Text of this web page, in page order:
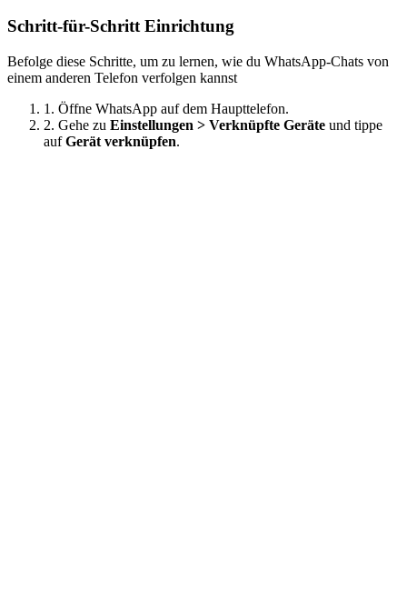
Schritt-für-Schritt Einrichtung
Befolge diese Schritte, um zu lernen, wie du WhatsApp-Chats von
einem anderen Telefon verfolgen kannst
1. Öffne WhatsApp auf dem Haupttelefon.
2. Gehe zu Einstellungen > Verknüpfte Geräte und tippe
aufGerät verknüpfen.